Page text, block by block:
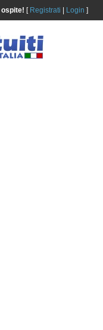
ospite! [ Registrati Login ]